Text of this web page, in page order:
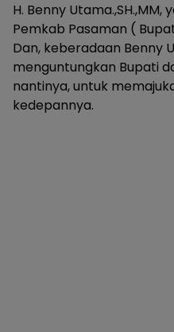
H. Benny
Pemkab Pasaman (
Dan, keberadaan Benny
menguntungkan Bupati
nantinya, untuk
kedepannya.